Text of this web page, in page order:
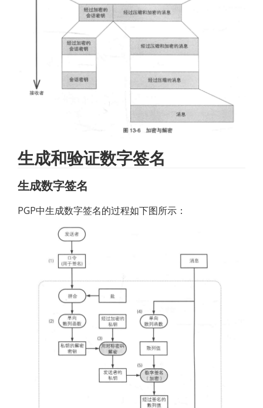
生成和验证数字签名
生成数字签名
PGP中生成数字签名的过程如下图所示：